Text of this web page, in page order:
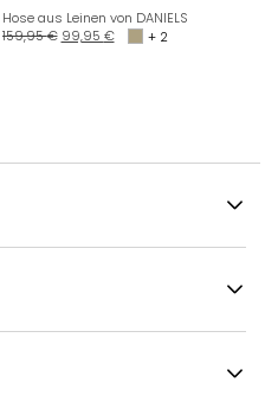
Hose aus Leinen von DANIELS
159,95€ 99,95 € + 2